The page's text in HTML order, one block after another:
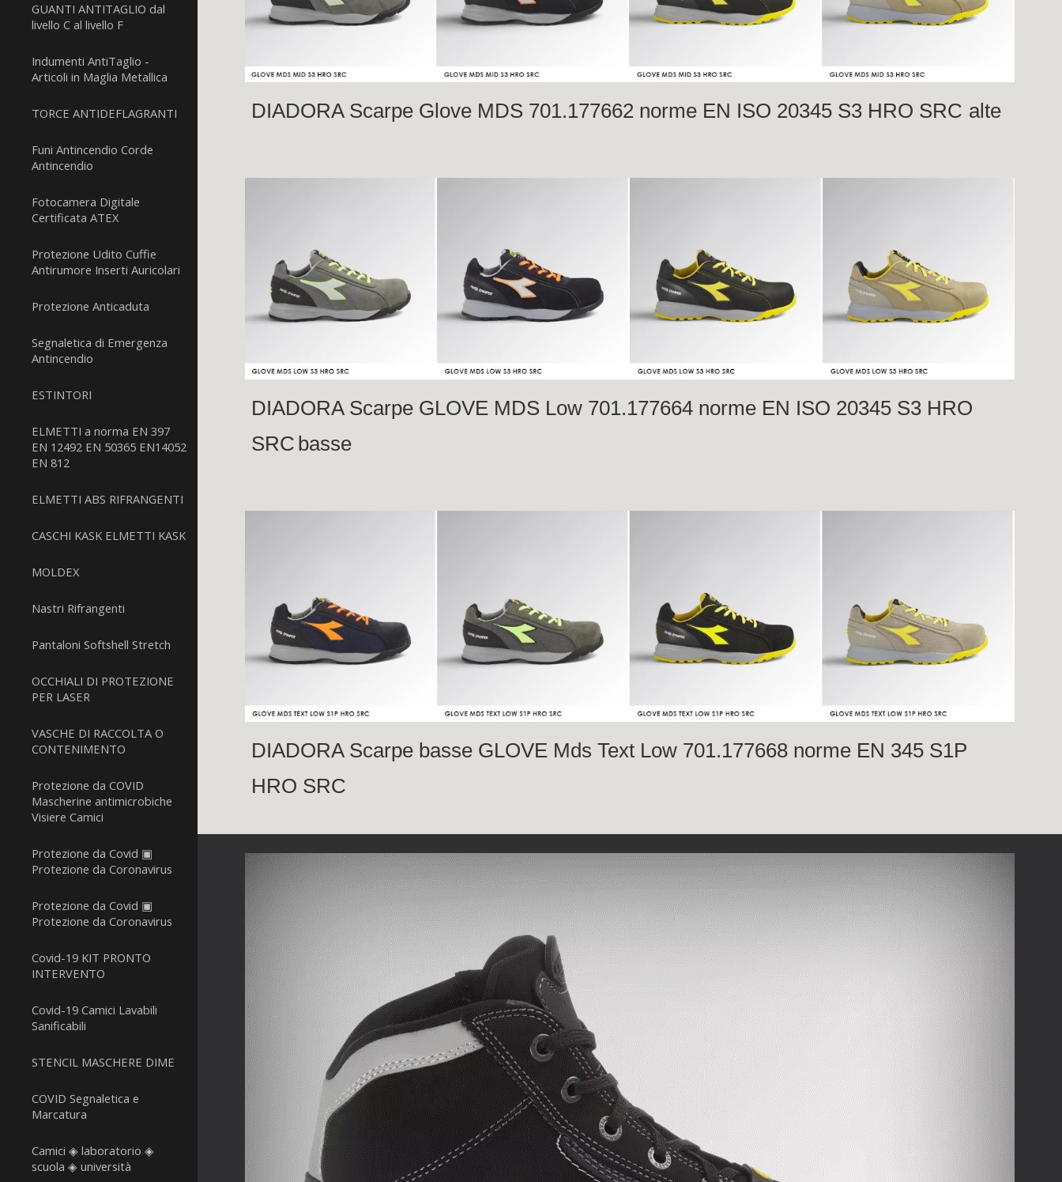
GUANTI ANTITAGLIO dal
livello C al livello F
Indumenti AntiTaglio -
Articoli in Maglia Metallica
TORCE ANTIDEFLAGRANTI
Funi Antincendio Corde
Antincendio
Fotocamera Digitale
Certificata ATEX
Protezione Udito Cuffie
Antirumore Inserti Auricolari
Protezione Anticaduta
Segnaletica di Emergenza
Antincendio
ESTINTORI
ELMETTI a norma EN 397
EN 12492 EN 50365 EN14052
EN 812
ELMETTI ABS RIFRANGENTI
CASCHI KASK ELMETTI KASK
MOLDEX
Nastri Rifrangenti
Pantaloni Softshell Stretch
OCCHIALI DI PROTEZIONE
PER LASER
VASCHE DI RACCOLTA O
CONTENIMENTO
Protezione da COVID
Mascherine antimicrobiche
Visiere Camici
Protezione da Covid ▣
Protezione da Coronavirus
Protezione da Covid ▣
Protezione da Coronavirus
Covid-19 KIT PRONTO
INTERVENTO
Covid-19 Camici Lavabili
Sanificabili
STENCIL MASCHERE DIME
COVID Segnaletica e
Marcatura
Camici ◈ laboratorio ◈
scuola ◈ università
DIADORA Scarpe Glove MDS 701.177662 norme EN ISO 20345 S3 HRO SRC alte
DIADORA Scarpe GLOVE MDS Low 701.177664 norme EN ISO 20345 S3 HRO
SRC basse
DIADORA Scarpe basse GLOVE Mds Text Low 701.177668 norme EN 345 S1P
HRO SRC